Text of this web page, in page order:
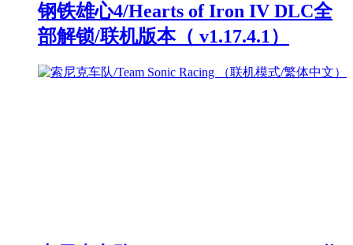
钢铁雄心4/Hearts of Iron IV DLC全
部解锁/联机版本（ v1.17.4.1）